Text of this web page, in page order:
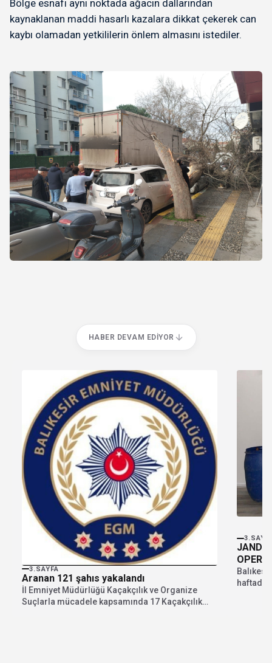
Bölge esnafı aynı noktada ağacın dallarından
kaynaklanan maddi hasarlı kazalara dikkat çekerek can
kaybı olamadan yetkililerin önlem almasını istediler.
HABER DEVAM EDIYOR
3.SAYFA
Aranan 121 şahıs yakalandı
İl Emniyet Müdürlüğü Kaçakçılık ve Organize
Suçlarla mücadele kapsamında 17 Kaçakçılık
haftada